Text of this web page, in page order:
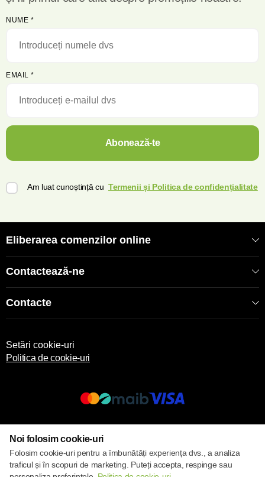
NUME *
EMAIL *
Abonează-te
Am luat cunoștință cu Termenii și Politica de confidențialitate
Eliberarea comenzilor online
Contactează-ne
Contacte
Setări cookie-uri
Politica de cookie-uri
Noi folosim cookie-uri
Folosim cookie-uri pentru a îmbunătăți experiența dvs., a analiza
traficul și în scopuri de marketing. Puteți accepta, respinge sau